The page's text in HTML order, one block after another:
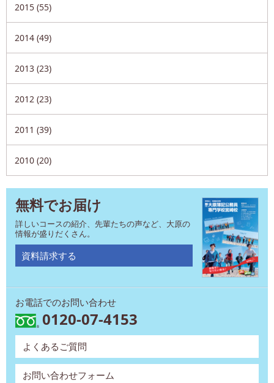
2015 (55)
2014 (49)
2013 (23)
2012 (23)
2011 (39)
2010 (20)
無料でお届け
詳しいコースの紹介、先輩たちの声など、大原の
情報が盛りだくさん。
資料請求する
お電話でのお問い合わせ
0120-07-4153
よくあるご質問
お問い合わせフォーム